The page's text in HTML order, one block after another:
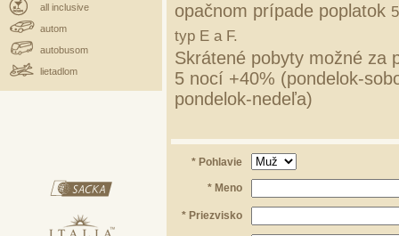
all inclusive
autom
autobusom
lietadlom
opačnom prípade poplatok
typ E a F.
Skrátené pobyty možné za
5 nocí +40% (pondelok-
pondelok-nedeľa)
* Pohlavie
* Meno
* Priezvisko